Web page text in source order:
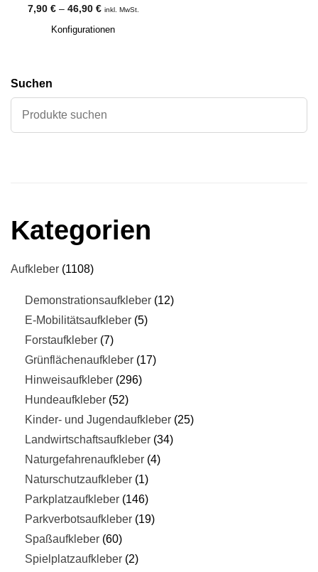
7,90 €– 46,90 € inkl. MwSt.
Konfigurationen
Suchen
Kategorien
Aufkleber 1108
Demonstrationsaufkleber 12
E-Mobilitätsaufkleber 5
Forstaufkleber 7
Grünflächenaufkleber 17
Hinweisaufkleber 296
Hundeaufkleber 52
Kinder- und Jugendaufkleber 25
Landwirtschaftsaufkleber 34
Naturgefahrenaufkleber 4
Naturschutzaufkleber 1
Parkplatzaufkleber 146
Parkverbotsaufkleber 19
Spaßaufkleber 60
Spielplatzaufkleber 2